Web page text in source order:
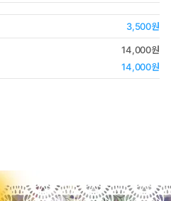
3,500원
14,000원
14,000원